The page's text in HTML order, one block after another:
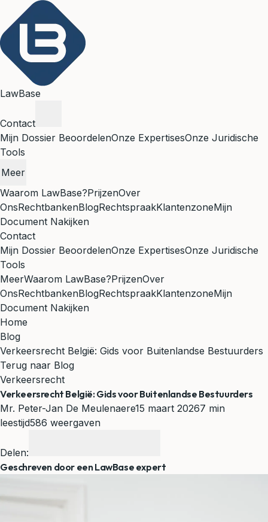
LawBase
Contact
Mijn Dossier BeoordelenOnze ExpertisesOnze Juridische
Tools
Meer
Waarom LawBase?PrijzenOver
OnsRechtbankenBlogRechtspraakKlantenzoneMijn
Document Nakijken
Contact
Mijn Dossier BeoordelenOnze ExpertisesOnze Juridische
Tools
MeerWaarom LawBase?PrijzenOver
OnsRechtbankenBlogRechtspraakKlantenzoneMijn
Document Nakijken
Home
Blog
Verkeersrecht België: Gids voor Buitenlandse Bestuurders
Terug naar Blog
Verkeersrecht
Verkeersrecht België: Gids voor Buitenlandse Bestuurders
Mr. Peter-Jan De Meulenaere15 maart 20267 min
leestijd586 weergaven
Delen:
Geschreven door een LawBase expert